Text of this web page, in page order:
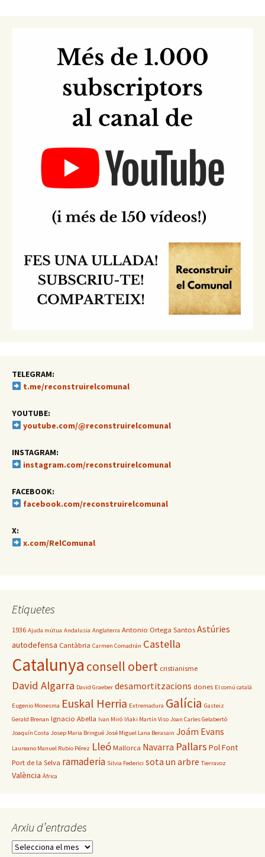
TELEGRAM:
t.me/reconstruirelcomunal
YOUTUBE:
youtube.com/@reconstruirelcomunal
INSTAGRAM:
instagram.com/reconstruirelcomunal
FACEBOOK:
facebook.com/reconstruirelcomunal
X:
x.com/RelComunal
Etiquetes
1936 Ajuda mútua Andalusia Anglaterra Antonio Ortega Santos Astúries
autodefensa Cantàbria Carmen Comadrán Castella
Catalunya consell obert cristianisme
David Algarra David Graeber desamortitzacions dones El comú català
Eugenio Monesma Euskal Herria Extremadura Galícia Gasteiz
Gerald Brenan Ignacio Abella Ivan Miró Iñaki Martín Viso Joan Carles Gelabertó
Joaquín Costa Josep Maria Bringué José Miguel Lana Berasain Joám Evans
Laureano Manuel Rubio Pérez Lleó Mallorca Navarra Pallars Pol Font
Port de la Selva ramaderia Silvia Federici sota un arbre Tierravoz
València Àfrica
Arxiu d’entrades
Arxiu